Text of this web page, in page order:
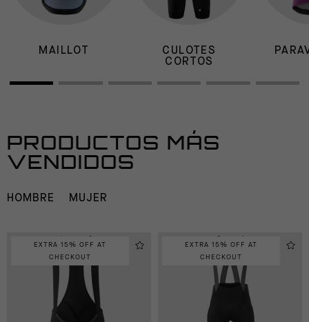
MAILLOT
CULOTES
CORTOS
MAILLOT
CULOTES
CORTOS
PRODUCTOS MÁS
VENDIDOS
HOMBRE MUJER
EXTRA 15% OFF AT
CHECKOUT
EXTRA 15% OFF AT
CHECKOUT